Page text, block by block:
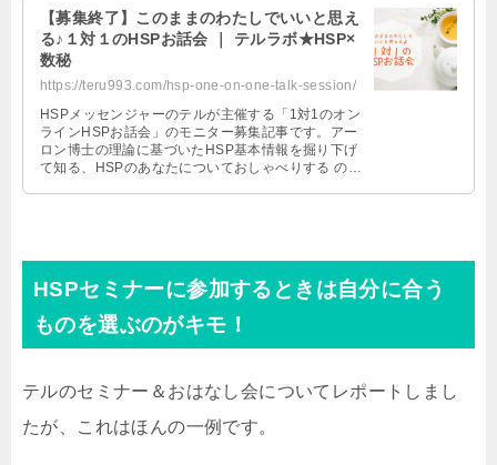
【募集終了】このままのわたしでいいと思え
る♪１対１のHSPお話会 ｜ テルラボ★HSP×
数秘
https://teru993.com/hsp-one-on-one-talk-session/
HSPメッセンジャーのテルが主催する「1対1のオン
ラインHSPお話会」のモニター募集記事です。アー
ロン博士の理論に基づいたHSP基本情報を掘り下げ
て知る、HSPのあなたについておしゃべりする の2
HSPセミナーに参加するときは自分に合う
ものを選ぶのがキモ！
テルのセミナー＆おはなし会についてレポートしまし
たが、これはほんの一例です。